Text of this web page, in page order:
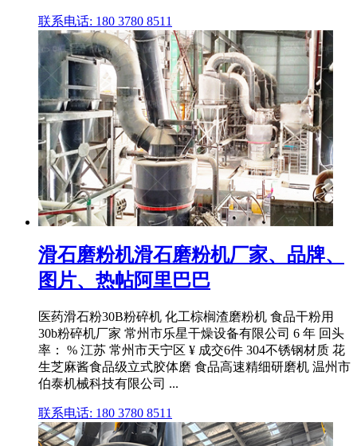
联系电话: 180 3780 8511
滑石磨粉机滑石磨粉机厂家、品牌、
图片、热帖阿里巴巴
医药滑石粉30B粉碎机 化工棕榈渣磨粉机 食品干粉用
30b粉碎机厂家 常州市乐星干燥设备有限公司 6 年 回头
率： % 江苏 常州市天宁区 ¥ 成交6件 304不锈钢材质 花
生芝麻酱食品级立式胶体磨 食品高速精细研磨机 温州市
伯泰机械科技有限公司 ...
联系电话: 180 3780 8511